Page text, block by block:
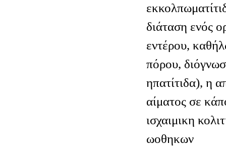
διάταση ενός
εντέρου,
πόρου,
ηπατίτιδα), η
αίματος σε
ισχαιμικη
ωοθηκων